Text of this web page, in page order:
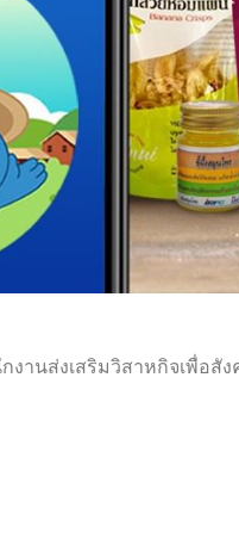
านส่งเสริมวิสาหกิจเพื่อสั